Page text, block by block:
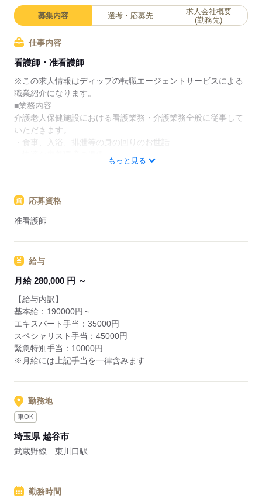
求職中の看護師さんの転職を専任の
キャリアアドバイザーが入職まで無料でサポートいた
日本最大級の求人情報の中からぴったりな求人をご紹
介。
履歴書作成のアドバイスや面接日の調整だけでなく、
お給料、お休み、入職時期の交渉もサポートします。
【もちろん無料】
費用は一切かかりません。
募集内容 選考・応募先
求人会社概要
(勤務先)
仕事内容
看護師・准看護師
※この求人情報はディップの転職エージェントサービスによる
職業紹介になります。
■業務内容
介護老人保健施設における看護業務・介護業務全般に従事して
いただきます。
・食事、入浴、排泄等の身の回りのお世話
・心のケア（チームで実践）
★施設の特徴★
＊少人数ユニット制（1ユニット9名）
切にする棟）
◎おすすめポイント◎
・世界最高レベルの介護を目指している施設
・休暇制度や設備など、福利厚生充実！
職員へもサポートする体制がしっかりと整っています！リフ
レッシュ休暇があるので、年1回6連休取得が可能です
応募する
もっと見る
応募資格
准看護師
給与
月給 280,000 円 ～
【給与内訳】
基本給：190000円～
エキスパート手当：35000円
スペシャリスト手当：45000円
緊急特別手当：10000円
※月給には上記手当を一律含みます
勤務地
車OK
埼玉県 越谷市
武蔵野線 東川口駅
勤務時間